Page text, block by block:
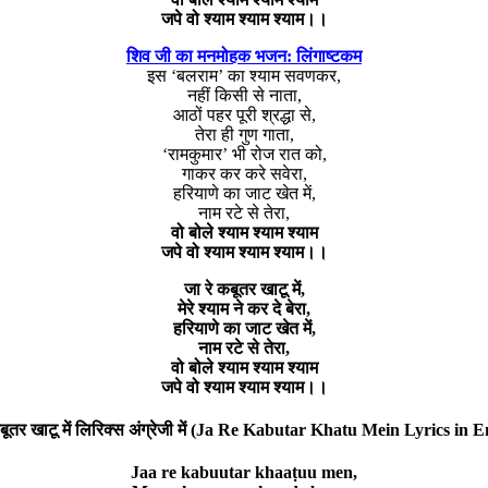
जपे वो श्याम श्याम श्याम।।
शिव जी का मनमोहक भजन: लिंगाष्टकम
इस ‘बलराम’ का श्याम सवणकर,
नहीं किसी से नाता,
आठों पहर पूरी श्रद्धा से,
तेरा ही गुण गाता,
‘रामकुमार’ भी रोज रात को,
गाकर कर करे सवेरा,
हरियाणे का जाट खेत में,
नाम रटे से तेरा,
वो बोले श्याम श्याम श्याम
जपे वो श्याम श्याम श्याम।।
जा रे कबूतर खाटू में,
मेरे श्याम ने कर दे बेरा,
हरियाणे का जाट खेत में,
नाम रटे से तेरा,
वो बोले श्याम श्याम श्याम
जपे वो श्याम श्याम श्याम।।
खाटू में लिरिक्स अंग्रेजी में (Ja Re Kabutar Khatu Mein Lyrics in
Jaa re kabuutar khaaṭuu men,